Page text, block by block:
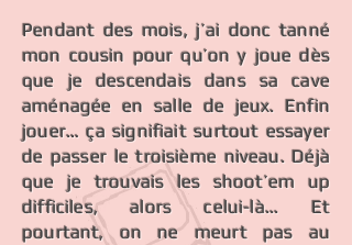
Pendant des mois, j’ai donc tanné
mon cousin pour qu’on y joue dès
que je descendais dans sa cave
aménagée en salle de jeux. Enfin
jouer… ça signifiait surtout essayer
de passer le troisième niveau. Déjà
que je trouvais les shoot’em up
difficiles, alors celui-là... Et
pourtant, on ne meurt pas au